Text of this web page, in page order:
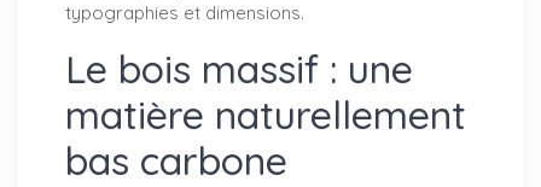
typographies et dimensions.
Le bois massif : une
matière naturellement
bas carbone